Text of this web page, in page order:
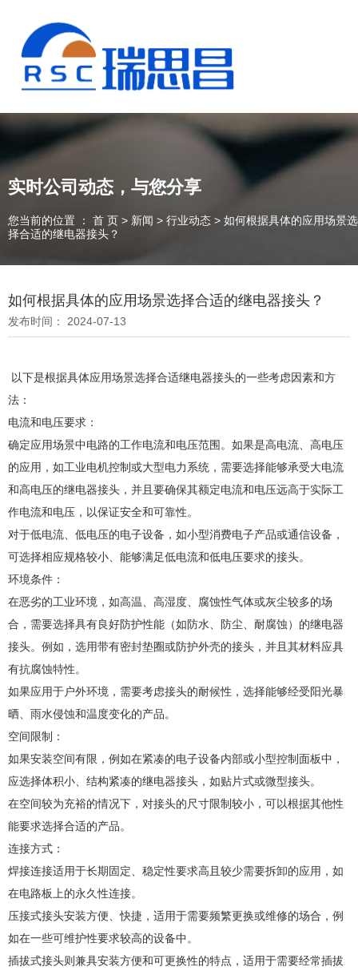
13925235098
实时公司动态，与您分享
您当前的位置 ： 首 页 > 新闻 > 行业动态 > 如何根据具体的应用场景选
择合适的继电器接头？
如何根据具体的应用场景选择合适的继电器接头？
发布时间： 2024-07-13
以下是根据具体应用场景选择合适继电器接头的一些考虑因素和方
法：
电流和电压要求：
确定应用场景中电路的工作电流和电压范围。如果是高电流、高电压
的应用，如工业电机控制或大型电力系统，需要选择能够承受大电流
和高电压的继电器接头，并且要确保其额定电流和电压远高于实际工
作电流和电压，以保证安全和可靠性。
对于低电流、低电压的电子设备，如小型消费电子产品或通信设备，
可选择相应规格较小、能够满足低电流和低电压要求的接头。
环境条件：
在恶劣的工业环境，如高温、高湿度、腐蚀性气体或灰尘较多的场
合，需要选择具有良好防护性能（如防水、防尘、耐腐蚀）的继电器
接头。例如，选用带有密封垫圈或防护外壳的接头，并且其材料应具
有抗腐蚀特性。
如果应用于户外环境，需要考虑接头的耐候性，选择能够经受阳光暴
晒、雨水侵蚀和温度变化的产品。
空间限制：
如果安装空间有限，例如在紧凑的电子设备内部或小型控制面板中，
应选择体积小、结构紧凑的继电器接头，如贴片式或微型接头。
在空间较为充裕的情况下，对接头的尺寸限制较小，可以根据其他性
能要求选择合适的产品。
连接方式：
焊接连接适用于长期固定、稳定性要求高且较少需要拆卸的应用，如
在电路板上的永久性连接。
压接式接头安装方便、快捷，适用于需要频繁更换或维修的场合，例
如在一些可维护性要求较高的设备中。
插拔式接头则兼具安装方便和可更换性的特点，适用于需要经常插拔